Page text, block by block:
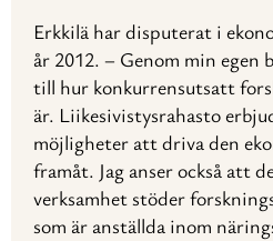
Erkkilä har disputerat i
år 2012. – Genom min egen
till hur konkurrensutsatt
är. Liikesivistysrahasto
möjligheter att driva den
framåt. Jag anser också att
verksamhet stöder
som är anställda inom